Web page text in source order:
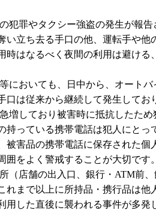
犯罪やタクシー強盗の発生が報
立ち去る手口の他、運転手や
はなるべく夜間の利用は避け
においても、日中から、オート
は従来から継続して発生してお
しており被害時に抵抗したた
っている携帯電話は犯人にと
害品の携帯電話に保存された
をよく警戒することが大切です。
店舗の出入口、銀行・ATM前
まで以上に所持品・携行品は
した直後に襲われる事件が多発